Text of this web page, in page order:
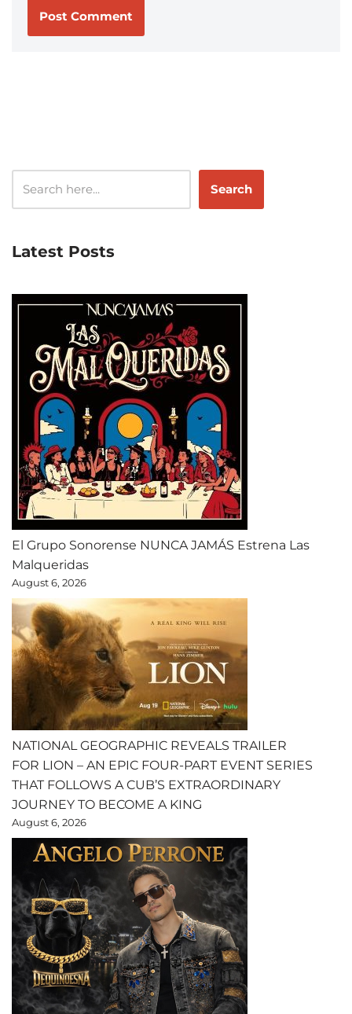
Search
Latest Posts
El Grupo Sonorense NUNCA JAMÁS Estrena Las
Malqueridas
August 6, 2026
NATIONAL GEOGRAPHIC REVEALS TRAILER
FOR LION – AN EPIC FOUR-PART EVENT SERIES
THAT FOLLOWS A CUB’S EXTRAORDINARY
JOURNEY TO BECOME A KING
August 6, 2026